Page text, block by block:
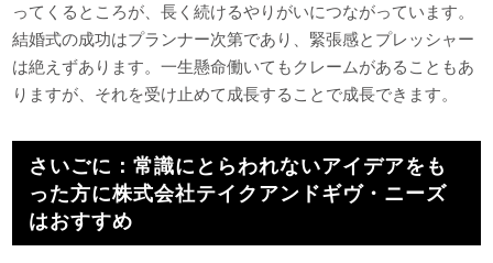
ってくるところが、長く続けるやりがいにつながっています。
結婚式の成功はプランナー次第であり、緊張感とプレッシャー
は絶えずあります。一生懸命働いてもクレームがあることもあ
りますが、それを受け止めて成長することで成長できます。
さいごに：常識にとらわれないアイデアをも
った方に株式会社テイクアンドギヴ・ニーズ
はおすすめ